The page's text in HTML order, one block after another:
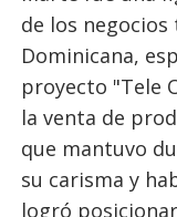
de los negocios
Dominicana,
proyecto "Tele
la venta de
que mantuvo
su carisma y
logró